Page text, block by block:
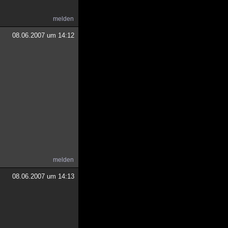
melden
08.06.2007 um 14:12
melden
08.06.2007 um 14:13